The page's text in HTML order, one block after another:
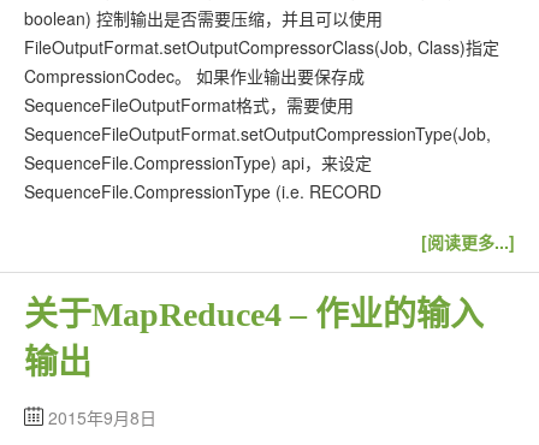
boolean) 控制输出是否需要压缩，并且可以使用
FileOutputFormat.setOutputCompressorClass(Job, Class)指定
CompressionCodec。 如果作业输出要保存成
SequenceFileOutputFormat格式，需要使用
SequenceFileOutputFormat.setOutputCompressionType(Job,
SequenceFile.CompressionType) api，来设定
SequenceFile.CompressionType (i.e. RECORD
[阅读更多...]
关于MapReduce4 – 作业的输入
输出
2015年9月8日